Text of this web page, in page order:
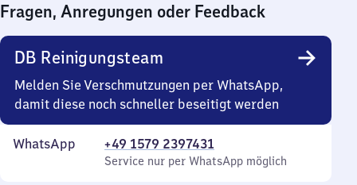
21
Uhr
20
Uhr
Fragen, Anregungen oder Feedback
DB Reinigungsteam
Melden Sie Verschmutzungen per WhatsApp,
damit diese noch schneller beseitigt werden
WhatsApp +49 1579 2397431
Service nur per WhatsApp möglich